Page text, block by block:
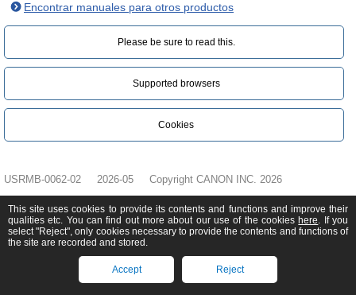
Encontrar manuales para otros productos
Please be sure to read this.‎
Supported browsers
Cookies
USRMB-0062-02 2026-05 Copyright CANON INC. 2026
This site uses cookies to provide its contents and functions and improve their
qualities etc. You can find out more about our use of the cookies here. If you
select "Reject", only cookies necessary to provide the contents and functions of
the site are recorded and stored.
Accept Reject